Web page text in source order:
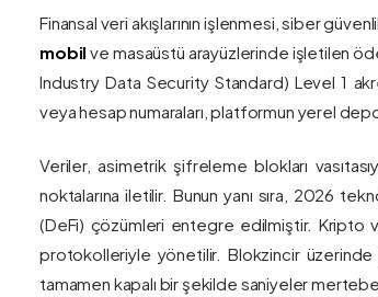
Finansal veri akışlarının işlenmesi, siber
mobil ve masaüstü arayüzlerinde işletilen
Industry Data Security Standard) Level 1
veya hesap numaraları, platformun yerel
Veriler, asimetrik şifreleme blokları
noktalarına iletilir. Bunun yanı sıra, 2026
(DeFi) çözümleri entegre edilmiştir. Kripto
protokolleriyle yönetilir. Blokzincir
tamamen kapalı bir şekilde saniyeler